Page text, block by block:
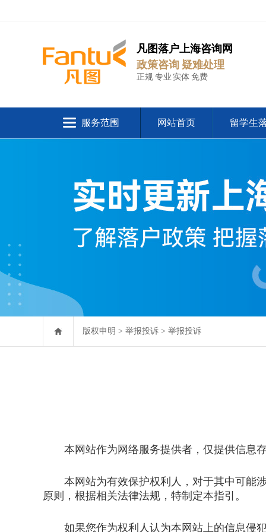
凡图落户上海咨询网
政策咨询 疑难处理
正规 专业 实体 免费
服务范围 网站首页 留学生
版权申明 > 举报投诉 > 举报投诉
本网站作为网络服务提供者，仅提供信息存
本网站为有效保护权利人，对于其中可能涉
原则，根据相关法律法规，特制定本指引。
如果您作为权利人认为本网站上的信息侵犯